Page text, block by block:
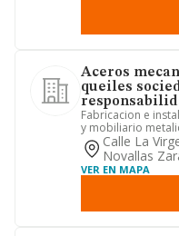
Aceros
queiles
Fabricacion e
y mobiliario
en acero
Calle La
Novallas
VER EN MAPA